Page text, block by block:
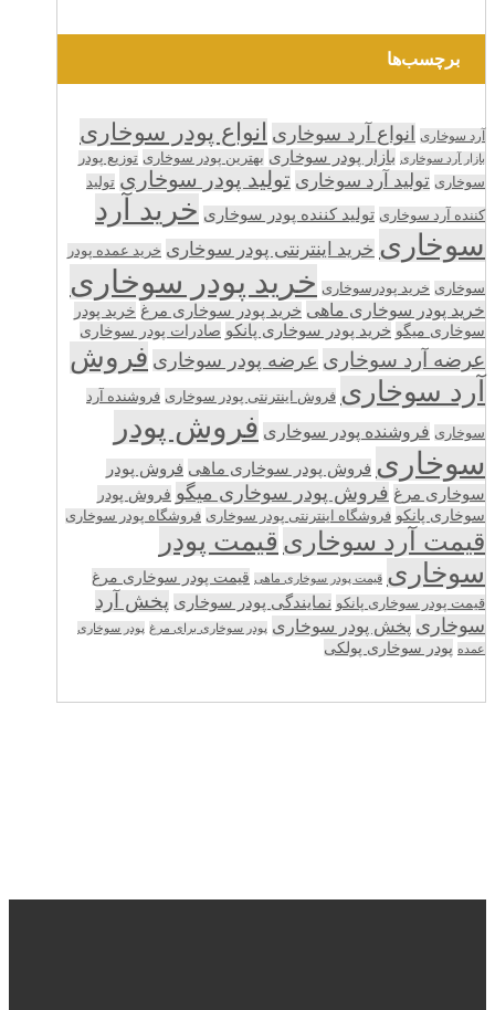
برچسب‌ها
آرد سوخاری انواع آرد سوخاری انواع پودر سوخاری
بازار آرد سوخاری بازار پودر سوخاری بهترین پودر سوخاری توزیع پودر
سوخاری تولید آرد سوخاری تولید پودر سوخاری تولید
کننده آرد سوخاری تولید کننده پودر سوخاری خرید آرد
سوخاری خرید اینترنتی پودر سوخاری خرید عمده پودر
سوخاری خرید پودرسوخاری خرید پودر سوخاری
خرید پودر سوخاری ماهی خرید پودر سوخاری مرغ خرید پودر
سوخاری میگو خرید پودر سوخاری پانکو صادرات پودر سوخاری
عرضه آرد سوخاری عرضه پودر سوخاری فروش
آرد سوخاری فروش اینترنتی پودر سوخاری فروشنده آرد
سوخاری فروشنده پودر سوخاری فروش پودر
سوخاری فروش پودر سوخاری ماهی فروش پودر
سوخاری مرغ فروش پودر سوخاری میگو فروش پودر
سوخاری پانکو فروشگاه اینترنتی پودر سوخاری فروشگاه پودر سوخاری
قیمت آرد سوخاری قیمت پودر
سوخاری قیمت پودر سوخاری ماهی قیمت پودر سوخاری مرغ
قیمت پودر سوخاری پانکو نمایندگی پودر سوخاری پخش آرد
سوخاری پخش پودر سوخاری پودر سوخاری برای مرغ پودر سوخاری
عمده پودر سوخاری پولکی